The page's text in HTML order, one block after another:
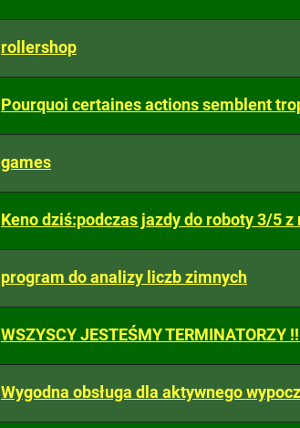
rollershop
Pourquoi certaines actions semblent
games
Keno dziś:podczas jazdy do roboty 3/5
program do analizy liczb zimnych
WSZYSCY JESTEŚMY TERMINATORZY
Wygodna obsługa dla aktywnego